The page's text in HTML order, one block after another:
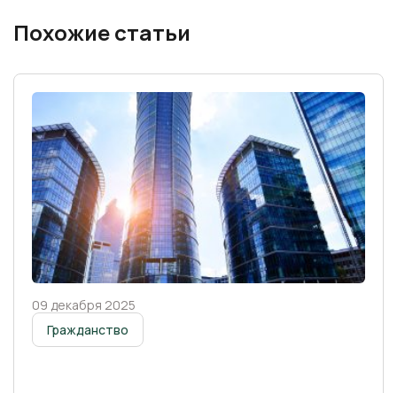
Похожие статьи
09 декабря 2025
Гражданство